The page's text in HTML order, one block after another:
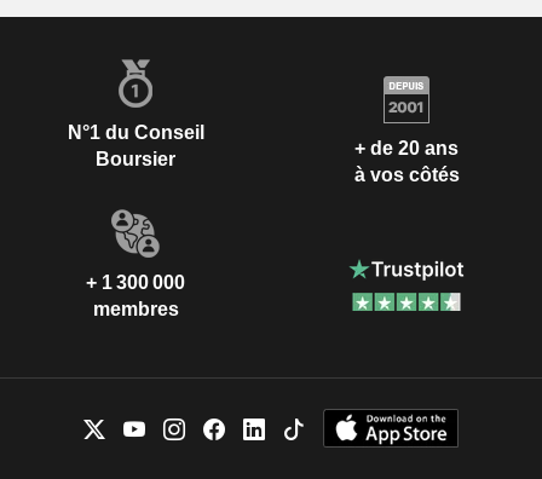
N°1 du Conseil
Boursier
+ de 20 ans
à vos côtés
+ 1 300 000
membres